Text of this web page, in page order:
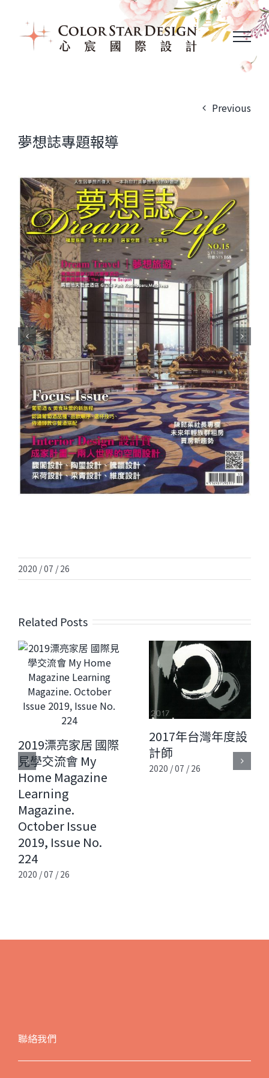
content
Previous
夢想誌專題報導
2020 / 07 / 26
Related Posts
2019漂亮家居 國際
見學交流會 My
Home Magazine
Learning
Magazine.
October Issue
2019, Issue No.
224
2020 / 07 / 26
2017年台灣年度設
計師
2020 / 07 / 26
聯絡我們